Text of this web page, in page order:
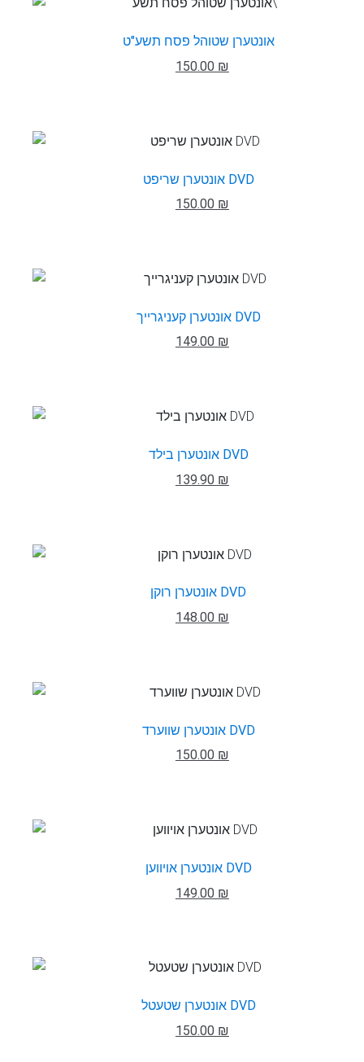
אונטערן שטוהל פסח תשע"ט
150.00 ₪
אונטערן שריפט DVD
150.00 ₪
אונטערן קעניגרייך DVD
149.00 ₪
אונטערן בילד DVD
139.90 ₪
אונטערן רוקן DVD
148.00 ₪
אונטערן שווערד DVD
150.00 ₪
אונטערן אויווען DVD
149.00 ₪
אונטערן שטעטל DVD
150.00 ₪